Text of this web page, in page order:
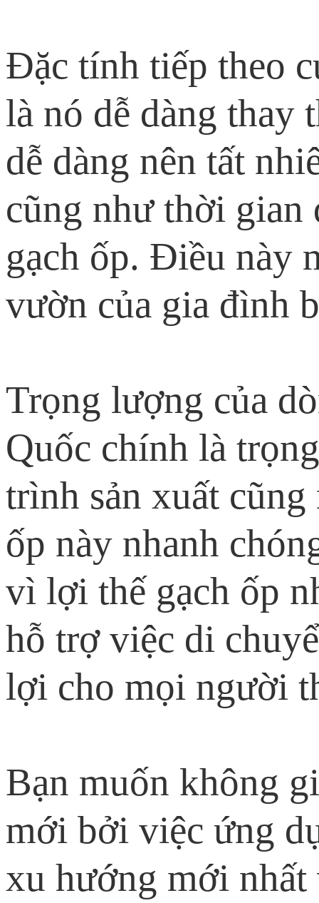
Đặc tính tiếp theo
là nó dễ dàng thay
dễ dàng nên tất
cũng như thời gian
gạch ốp. Điều này
vườn của gia đình
Trọng lượng của
Quốc chính là
trình sản xuất
ốp này nhanh
vì lợi thế gạch ốp
hỗ trợ việc di
lợi cho mọi người
Bạn muốn không
mới bởi việc ứng
xu hướng mới